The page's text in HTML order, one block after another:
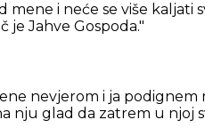
mene i neće se više kaljati
je Jahve Gospoda."
nevjerom i ja
nju glad da zatrem u njoj